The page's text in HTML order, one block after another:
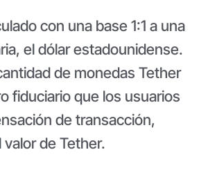
con una base 1:1 a una
el dólar estadounidense.
de monedas Tether
fiduciario que los usuarios
de transacción,
de Tether.